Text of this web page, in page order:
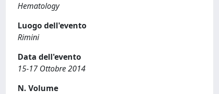
Hematology
Luogo dell'evento
Rimini
Data dell'evento
15-17 Ottobre 2014
N. Volume